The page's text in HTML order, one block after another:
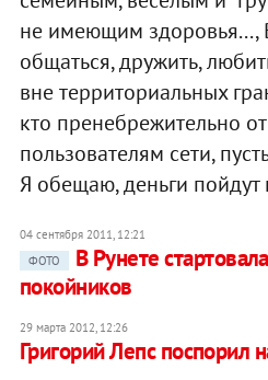
не имеющим здоровья...,
общаться, дружить,
вне территориальных
кто пренебрежительно
пользователям сети,
Я обещаю, деньги пойдут
04 сентября 2011, 12:21
ФОТО
В Рунете
покойников
29 марта 2012, 12:26
Григорий Лепс поспорил